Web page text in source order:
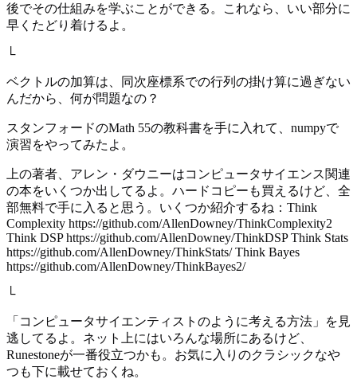
後でその仕組みを学ぶことができる。これなら、いい部分に
早くたどり着けるよ。
└
ベクトルの加算は、同次座標系での行列の掛け算に過ぎない
んだから、何が問題なの？
スタンフォードのMath 55の教科書を手に入れて、numpyで
演習をやってみたよ。
上の著者、アレン・ダウニーはコンピュータサイエンス関連
の本をいくつか出してるよ。ハードコピーも買えるけど、全
部無料で手に入ると思う。いくつか紹介するね：Think
Complexity https://github.com/AllenDowney/ThinkComplexity2
Think DSP https://github.com/AllenDowney/ThinkDSP Think Stats
https://github.com/AllenDowney/ThinkStats/ Think Bayes
https://github.com/AllenDowney/ThinkBayes2/
└
「コンピュータサイエンティストのように考える方法」を見
逃してるよ。ネット上にはいろんな場所にあるけど、
Runestoneが一番役立つかも。お気に入りのクラシックなや
つも下に載せておくね。